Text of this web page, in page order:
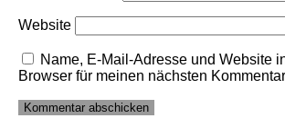
Website
Name, E-Mail-Adresse und Website
Browser für meinen nächsten